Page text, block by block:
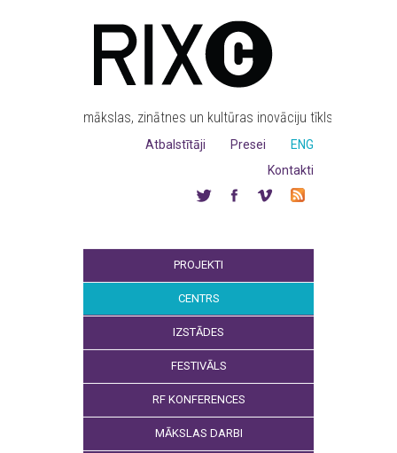
mākslas, zinātnes un kultūras inovāciju tīkls
ENG
Presei
Atbalstītāji
Kontakti
PROJEKTI
CENTRS
IZSTĀDES
FESTIVĀLS
RF KONFERENCES
MĀKSLAS DARBI